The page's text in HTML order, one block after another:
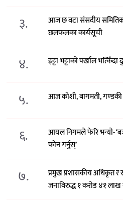
३.
आज छ वटा संसदीय
छलफलका कार्यसूची
४. इट्टा भट्टाको पर्खाल
५. आज कोशी, बागमती, गण्डकी
६.
आयल निगमले फेरि भन्याे-
फोन गर्नुस्’
७.
प्रमुख प्रशासकीय अधिकृत र
जनाविरुद्ध १ करोड ४१ लाख